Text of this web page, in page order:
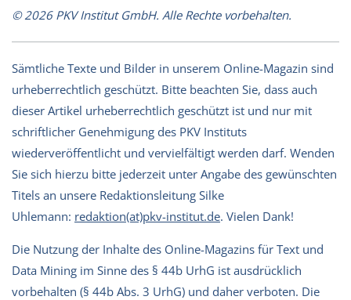
© 2026 PKV Institut GmbH. Alle Rechte vorbehalten.
Sämtliche Texte und Bilder in unserem Online-Magazin sind
urheberrechtlich geschützt. Bitte beachten Sie, dass auch
dieser Artikel urheberrechtlich geschützt ist und nur mit
schriftlicher Genehmigung des PKV Instituts
wiederveröffentlicht und vervielfältigt werden darf. Wenden
Sie sich hierzu bitte jederzeit unter Angabe des gewünschten
Titels an unsere Redaktionsleitung Silke
Uhlemann: redaktion(at)pkv-institut.de. Vielen Dank!
Die Nutzung der Inhalte des Online-Magazins für Text und
Data Mining im Sinne des § 44b UrhG ist ausdrücklich
vorbehalten (§ 44b Abs. 3 UrhG) und daher verboten. Die